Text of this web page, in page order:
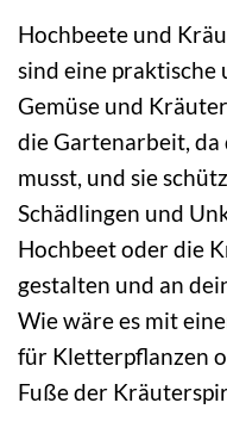
Hochbeete und
sind eine
Gemüse und
die Gartenarbeit,
musst, und sie
Schädlingen und
Hochbeet oder die
gestalten und an
Wie wäre es mit
für Kletterpflanzen
Fuße der